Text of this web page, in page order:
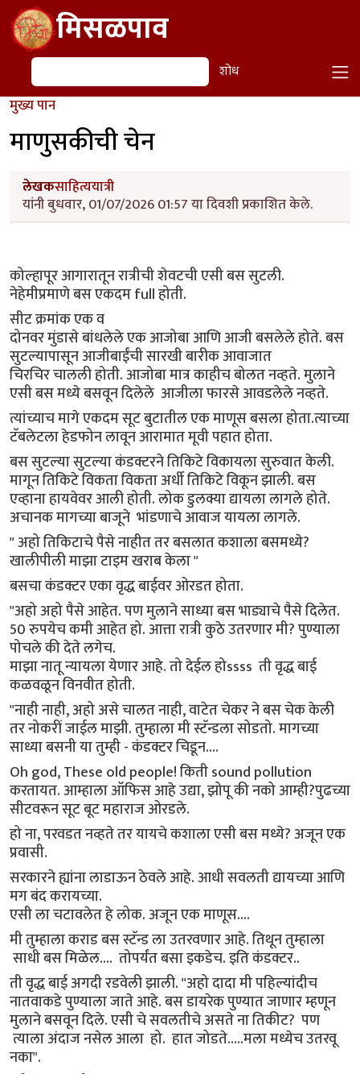
Skip to main contentमिसळपाव
शोध शोध
मुख्य पान
माणुसकीची चेन
लेखकसाहित्ययात्री
यांनी बुधवार, 01/07/2026 01:57 या दिवशी प्रकाशित केले.
कोल्हापूर आगारातून रात्रीची शेवटची एसी बस सुटली.
नेहेमीप्रमाणे बस एकदम full होती.
सीट क्रमांक एक व
दोनवर मुंडासे बांधलेले एक आजोबा आणि आजी बसलेले होते. बस
सुटल्यापासून आजीबाईंची सारखी बारीक आवाजात
चिरचिर चालली होती. आजोबा मात्र काहीच बोलत नव्हते. मुलाने
एसी बस मध्ये बसवून दिलेले आजीला फारसे आवडलेले नव्हते.
त्यांच्याच मागे एकदम सूट बुटातील एक माणूस बसला होता.त्याच्या
टॅबलेटला हेडफोन लावून आरामात मूवी पहात होता.
बस सुटल्या सुटल्या कंडक्टरने तिकिटे विकायला सुरुवात केली.
मागून तिकिटे विकता विकता अर्धी तिकिटे विकून झाली. बस
एव्हाना हायवेवर आली होती. लोक डुलक्या द्यायला लागले होते.
अचानक मागच्या बाजूने भांडणाचे आवाज यायला लागले.
" अहो तिकिटाचे पैसे नाहीत तर बसलात कशाला बसमध्ये?
खालीपीली माझा टाइम खराब केला "
बसचा कंडक्टर एका वृद्ध बाईवर ओरडत होता.
"अहो अहो पैसे आहेत. पण मुलाने साध्या बस भाड्याचे पैसे दिलेत.
50 रुपयेच कमी आहेत हो. आत्ता रात्री कुठे उतरणार मी? पुण्याला
पोचले की देते लगेच.
माझा नातू न्यायला येणार आहे. तो देईल होssss ती वृद्ध बाई
कळवळून विनवीत होती.
"नाही नाही, अहो असे चालत नाही, वाटेत चेकर ने बस चेक केली
तर नोकरीं जाईल माझी. तुम्हाला मी स्टॅन्डला सोडतो. मागच्या
साध्या बसनी या तुम्ही - कंडक्टर चिडून....
Oh god, These old people! किती sound pollution
करतायत. आम्हाला ऑफिस आहे उद्या, झोपू की नको आम्ही?पुढच्या
सीटवरून सूट बूट महाराज ओरडले.
हो ना, परवडत नव्हते तर यायचे कशाला एसी बस मध्ये? अजून एक
प्रवासी.
सरकारने ह्यांना लाडाऊन ठेवले आहे. आधी सवलती द्यायच्या आणि
मग बंद करायच्या.
एसी ला चटावलेत हे लोक. अजून एक माणूस....
मी तुम्हाला कराड बस स्टॅन्ड ला उतरवणार आहे. तिथून तुम्हाला
साधी बस मिळेल.... तोपर्यंत बसा इकडेच. इति कंडक्टर..
ती वृद्ध बाई अगदी रडवेली झाली. "अहो दादा मी पहिल्यांदीच
नातवाकडे पुण्याला जाते आहे. बस डायरेक पुण्यात जाणार म्हणून
मुलाने बसवून दिले. एसी चे सवलतीचे असते ना तिकीट? पण
त्याला अंदाज नसेल आला हो. हात जोडते.....मला मध्येच उतरवू
नका".